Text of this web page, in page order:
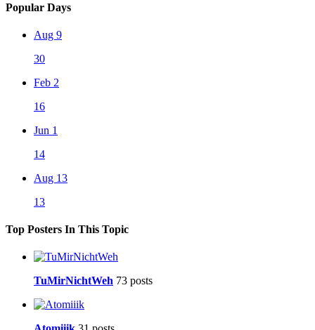
Popular Days
Aug 9
30
Feb 2
16
Jun 1
14
Aug 13
13
Top Posters In This Topic
TuMirNichtWeh 73 posts